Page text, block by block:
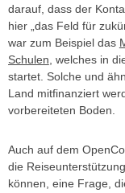
darauf, dass der
hier „das Feld für
war zum Beispiel das
Schulen , welches in
startet. Solche und
Land mitfinanziert
vorbereiteten Boden.
Auch auf dem
die
können, eine Frage,